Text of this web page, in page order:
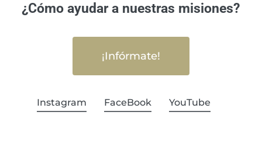
¿Cómo ayudar a nuestras misiones?
¡Infórmate!
Instagram FaceBook YouTube